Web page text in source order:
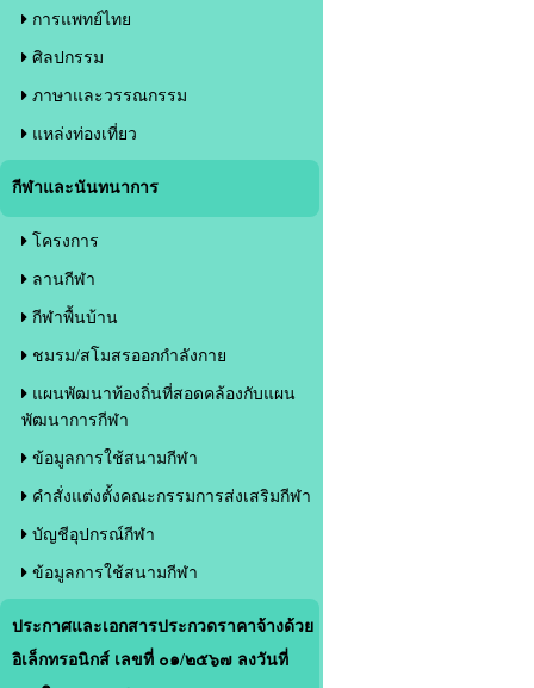
การแพทย์ไทย
ศิลปกรรม
ภาษาและวรรณกรรม
แหล่งท่องเที่ยว
กีฬาและนันทนาการ
โครงการ
ลานกีฬา
กีฬาพื้นบ้าน
ชมรม/สโมสรออกกำลังกาย
แผนพัฒนาท้องถิ่นที่สอดคล้องกับแผน
พัฒนาการกีฬา
ข้อมูลการใช้สนามกีฬา
คำสั่งแต่งตั้งคณะกรรมการส่งเสริมกีฬา
บัญชีอุปกรณ์กีฬา
ข้อมูลการใช้สนามกีฬา
ประกาศและเอกสารประกวดราคาจ้างด้วย
อิเล็กทรอนิกส์ เลขที่ ๐๑/๒๕๖๗ ลงวันที่